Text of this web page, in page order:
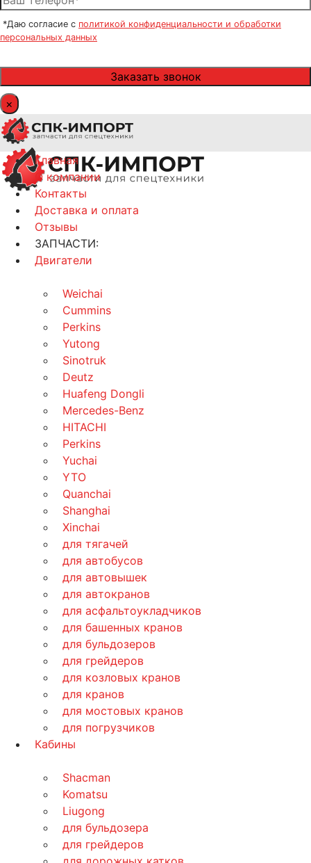
*Даю согласие с политикой конфиденциальности и обработки
персональных данных
×
Главная
О компании
Контакты
Доставка и оплата
Отзывы
ЗАПЧАСТИ:
Двигатели
Weichai
Cummins
Perkins
Yutong
Sinotruk
Deutz
Huafeng Dongli
Mercedes-Benz
HITACHI
Perkins
Yuchai
YTO
Quanchai
Shanghai
Xinchai
для тягачей
для автобусов
для автовышек
для автокранов
для асфальтоукладчиков
для башенных кранов
для бульдозеров
для грейдеров
для козловых кранов
для кранов
для мостовых кранов
для погрузчиков
Кабины
Shacman
Komatsu
Liugong
для бульдозера
для грейдеров